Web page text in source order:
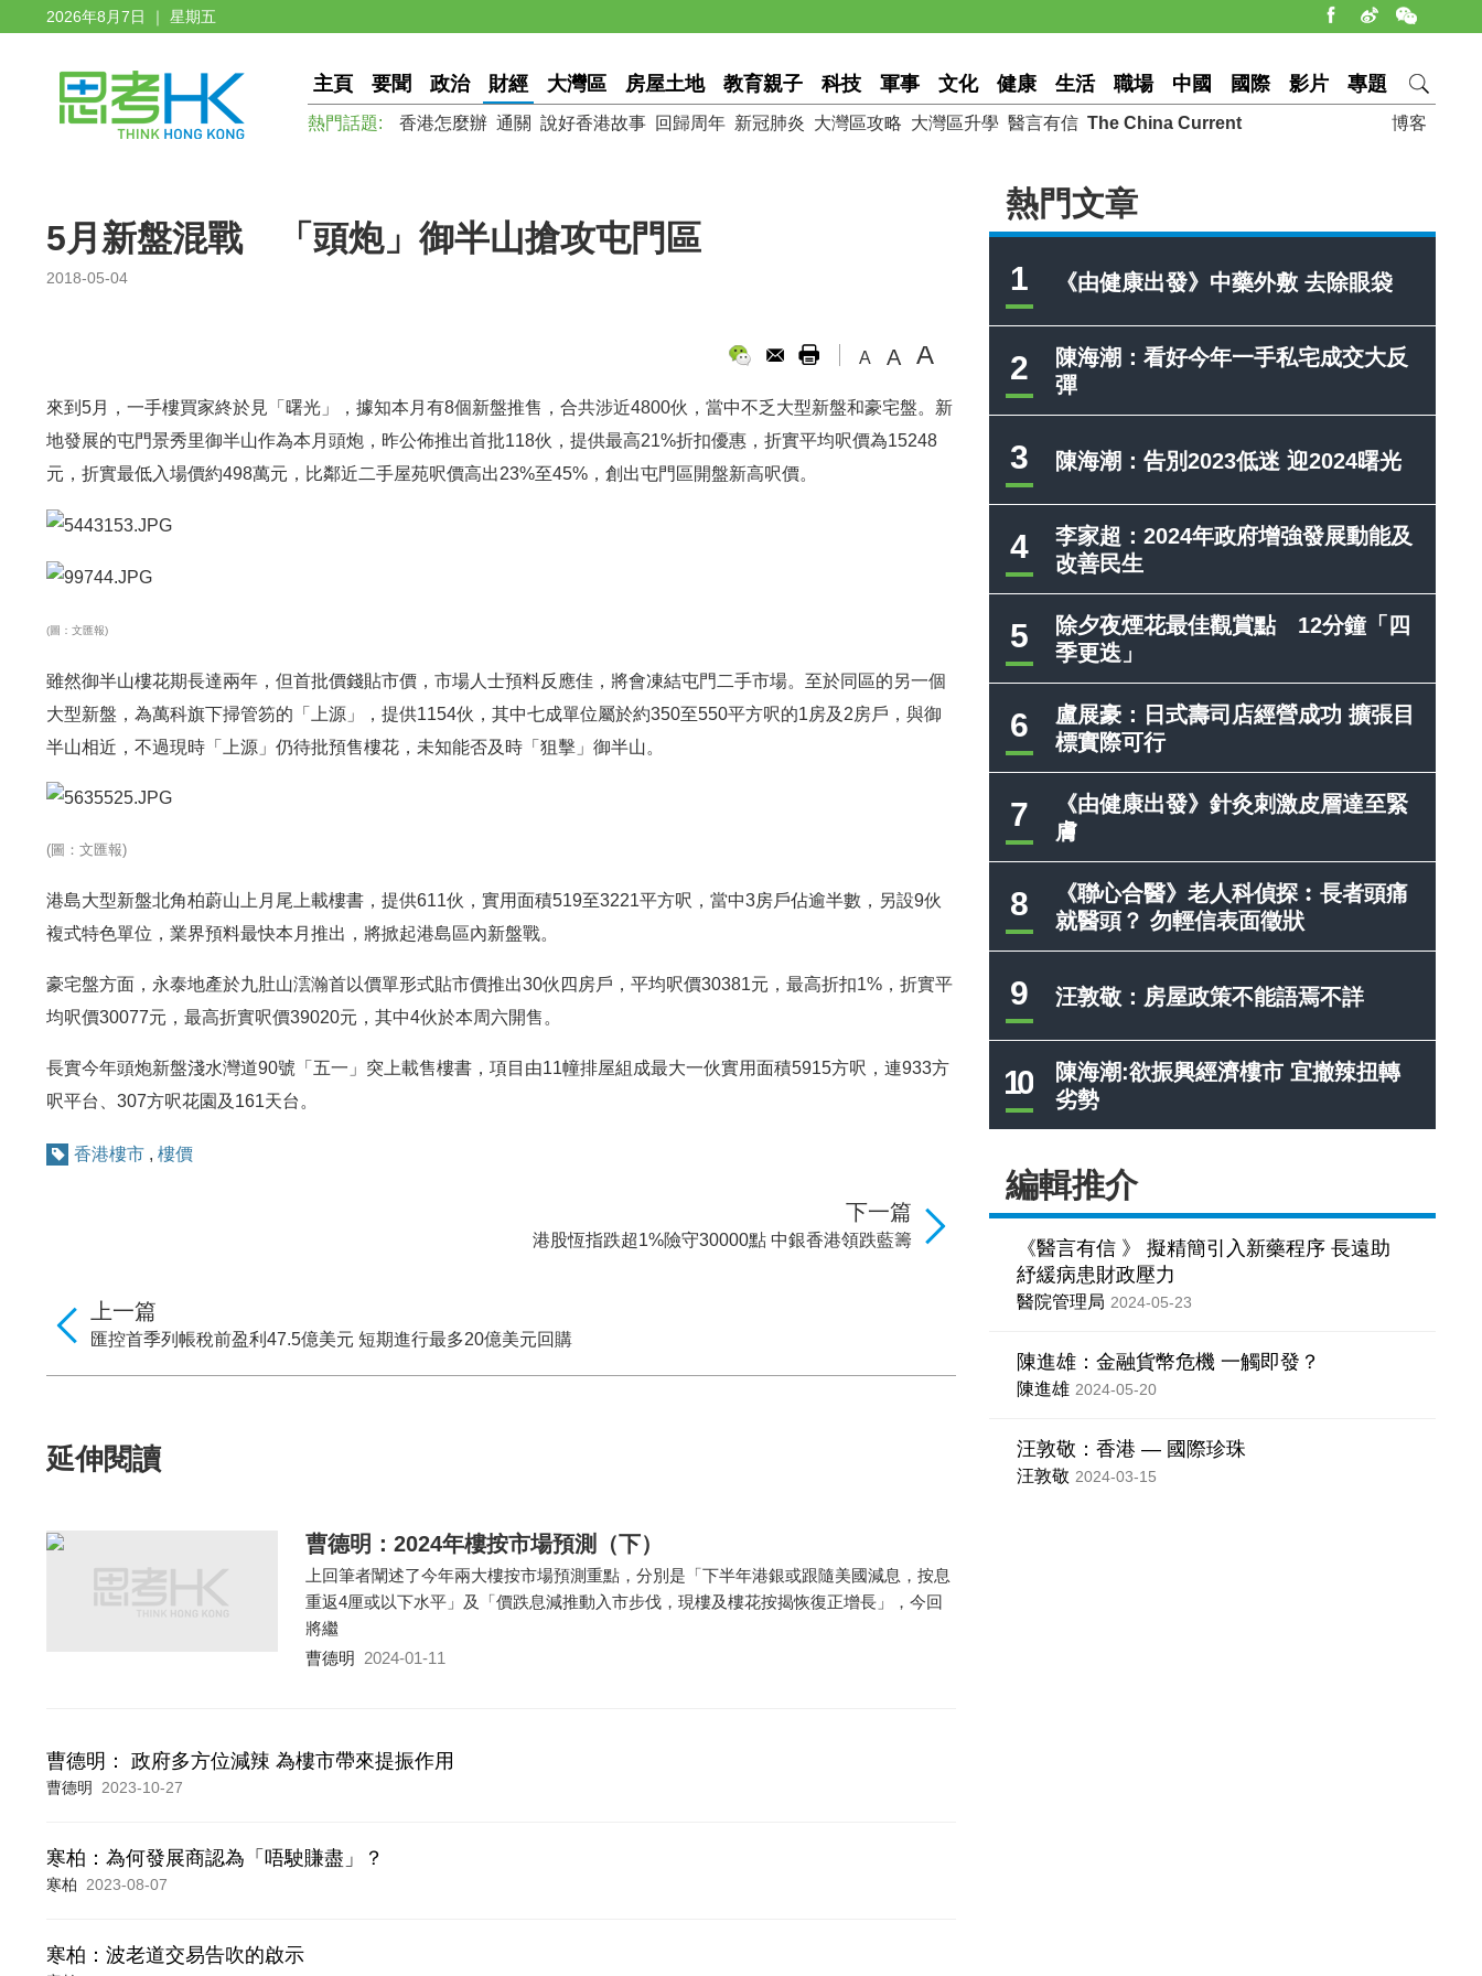
2026年8月7日 ｜ 星期五
主頁 要聞 政治 財經 大灣區 房屋土地 教育親子 科技 軍事 文化 健康 生活 職場 中國 國際 影片 專題
博客
熱門話題: 香港怎麼辦 通關 說好香港故事 回歸周年 新冠肺炎 大灣區攻略 大灣區升學 醫言有信 The China Current
熱門文章
1 《由健康出發》中藥外敷 去除眼袋
2
陳海潮：看好今年一手私宅成交大反
彈
3 陳海潮：告別2023低迷 迎2024曙光
4
李家超：2024年政府增強發展動能及
改善民生
5
除夕夜煙花最佳觀賞點 12分鐘「四
季更迭」
6
盧展豪：日式壽司店經營成功 擴張目
標實際可行
7
《由健康出發》針灸刺激皮層達至緊
膚
8
《聯心合醫》老人科偵探︰長者頭痛
就醫頭？ 勿輕信表面徵狀
9 汪敦敬：房屋政策不能語焉不詳
10
陳海潮:欲振興經濟樓市 宜撤辣扭轉
劣勢
編輯推介
《醫言有信 》 擬精簡引入新藥程序 長遠助
紓緩病患財政壓力
醫院管理局 2024-05-23
陳進雄：金融貨幣危機 一觸即發？
陳進雄 2024-05-20
汪敦敬：香港 — 國際珍珠
汪敦敬 2024-03-15
5月新盤混戰 「頭炮」御半山搶攻屯門區
2018-05-04
A A A
來到5月，一手樓買家終於見「曙光」，據知本月有8個新盤推售，合共涉近4800伙，當中不乏大型新盤和豪宅盤。新
地發展的屯門景秀里御半山作為本月頭炮，昨公佈推出首批118伙，提供最高21%折扣優惠，折實平均呎價為15248
元，折實最低入場價約498萬元，比鄰近二手屋苑呎價高出23%至45%，創出屯門區開盤新高呎價。
(圖：文匯報)
雖然御半山樓花期長達兩年，但首批價錢貼市價，市場人士預料反應佳，將會凍結屯門二手市場。至於同區的另一個
大型新盤，為萬科旗下掃管笏的「上源」，提供1154伙，其中七成單位屬於約350至550平方呎的1房及2房戶，與御
半山相近，不過現時「上源」仍待批預售樓花，未知能否及時「狙擊」御半山。
(圖：文匯報)
港島大型新盤北角柏蔚山上月尾上載樓書，提供611伙，實用面積519至3221平方呎，當中3房戶佔逾半數，另設9伙
複式特色單位，業界預料最快本月推出，將掀起港島區內新盤戰。
豪宅盤方面，永泰地產於九肚山澐瀚首以價單形式貼市價推出30伙四房戶，平均呎價30381元，最高折扣1%，折實平
均呎價30077元，最高折實呎價39020元，其中4伙於本周六開售。
長實今年頭炮新盤淺水灣道90號「五一」突上載售樓書，項目由11幢排屋組成最大一伙實用面積5915方呎，連933方
呎平台、307方呎花園及161天台。
香港樓市 , 樓價
下一篇
港股恆指跌超1%險守30000點 中銀香港領跌藍籌
上一篇
匯控首季列帳稅前盈利47.5億美元 短期進行最多20億美元回購
延伸閱讀
曹德明：2024年樓按市場預測（下）
上回筆者闡述了今年兩大樓按市場預測重點，分別是「下半年港銀或跟隨美國減息，按息
重返4厘或以下水平」及「價跌息減推動入市步伐，現樓及樓花按揭恢復正增長」，今回
將繼
曹德明 2024-01-11
曹德明： 政府多方位減辣 為樓市帶來提振作用
曹德明 2023-10-27
寒柏：為何發展商認為「唔駛賺盡」？
寒柏 2023-08-07
寒柏：波老道交易告吹的啟示